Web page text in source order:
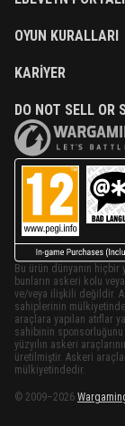
OYUN KURALLARI
KARIYER
DO NOT SELL OR
Bu ürün dünyanın hiçbir
bunların askeri kolu
ve/veya ilişkili değildir.
sahiplerinin
araçlara yapılan atıflar
sahibinin
yüzyılın askeri
üretilmiştir. Askeri
mülkiyetindedir.
© 2009–2026